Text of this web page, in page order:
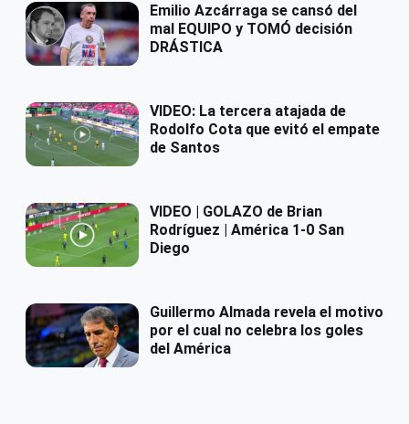
Emilio Azcárraga se cansó del
mal EQUIPO y TOMÓ decisión
DRÁSTICA
VIDEO: La tercera atajada de
Rodolfo Cota que evitó el empate
de Santos
VIDEO | GOLAZO de Brian
Rodríguez | América 1-0 San
Diego
Guillermo Almada revela el motivo
por el cual no celebra los goles
del América